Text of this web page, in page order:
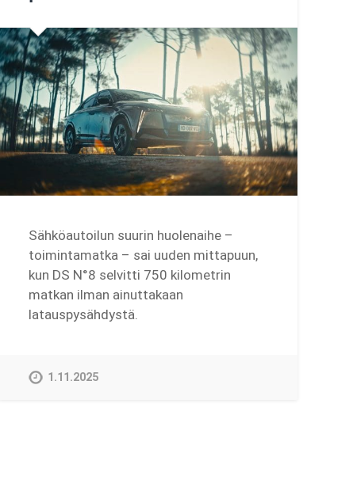
Sähköautoilun suurin huolenaihe –
toimintamatka – sai uuden mittapuun,
kun DS N°8 selvitti 750 kilometrin
matkan ilman ainuttakaan
latauspysähdystä.
1.11.2025